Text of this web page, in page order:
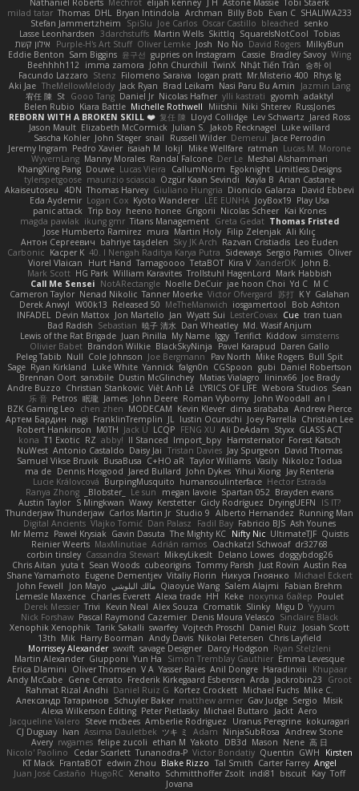
Nathaniel Roberts Mechrot elijah kenney J H Astone Massie Tobi Staerk
milad tatar Thomas DHL Bryan Intindola Archman Billy Bob Evan C SHALIWA233
Stefan Jammertzheim
SpiSlu Joe Carlos Oscar Castillo bleached senko
Lasse Leonhardsen 3darchstuffs Martin Wells Skittlq SquareIsNotCool Tobias
אילון קשת
Purple-H's Art Stuff Oliver Lemke Josh No No David Rogers MilkyBun
Eddie Benton Sam Biggins 윤구선 gupries on Instagram Cassie Bradley Savoy Wing
Beehhhh112 imma zamora John Churchill TwinX Nhật Tiến Trần
승하 이
Facundo Lazzaro Stenz Filomeno Saraiva logan pratt Mr.Misterio 400 Rhys lg
Aki Jae TheMellowMelody Jack Ryan Brad Leikam Nasi Paru Bu Amin
Jazmin Lang
宥任 陳 St Gooo Tang Daniel Jr Nicolas Hafner ylli kastrati gyomh adaktyl
Belen Rubio Kiara Battle Michelle Rothwell Miitshii Niki Shterev RussJones
REBORN WITH A BROKEN SKILL ❤️ 复任 陳 Lloyd Collidge Lev Schwartz Jared Ross
Jason Mault Elizabeth McCormick Julian S. Jakob Recknagel Luke willard
Sascha Kohler John Steger snail Russell Wilder Demerui Jace Perrodin
Jeremy Ingram Pedro Xavier isaiah M lokjl Mike Wellfare ratman Lucas M. Morone
WyvernLang Manny Morales Randal Falcone Der Le Meshal Alshammari
KhangXing Pang Douwe Lucas Vieira CallumNorm Egoknight Limitless Designs
tylerspetgoose maurizio sciascia Özgür Kaan Sevindi Kayla B Arian Castane
Akaiseutoseu 4DN Thomas Harvey Giuliano Hungria Dionicio Galarza
David Ebbevi
Eda Aydemir Logan Cox Kyoto Wanderer LEE EUNHA JoyBox19 Play Usa
panic attack Trip boy heeno honee Grigorii Nicolas Scheer Kai Krones
magda pawlak ikung gmr Titans Management Greta Gedat Thomas Fristed
Jose Humberto Ramirez mura Martin Holy Filip Zelenjak Ali Kılıç
Антон Сергеевич bahriye taşdelen Sky JK Arch Razvan Cristiadis Leo Euden
Carbonic Kacper K 40. I Nengah Raditya Karya Putra Sideways Sergio Pamies Oliver
Viorel Vlaican
Hurt Hand Tamagoooo TetaBOT Kira V XanderDK John B.
Mark Scott HG Park William Karavites Trollstuhl HagenLord Mark Habbish
Call Me Sensei NotARectangle Noelle DeCuir jae hoon Choi Yd C M C
Cameron Taylor Nenad Nikolic Tanner Moerke Victor Ofvergard 苏打 K Y Galahan
Derek Anwyl W00k13 Released 50 MeTheManwich iosgamertool
Bob Ashton
INFADEL Devin Mattox Jon Martello Jan Wyatt Sui LesterCovax Cue tran tuan
Bad Radish Sebastian 暁子 清水 Dan Wheatley Md. Wasif Anjum
Lewis of the Rat Brigade Juan Pinilla My Name Iggy Terifict Kiddow simsterns
Olivier Babet Brandon Wilkie BlackSkyNinja Pavel Karapud Daren Gallo
Peleg Tabib Null Cole Johnson Joe Bergmann Pav North Mike Rogers Bull Spit
Sage Ryan Kirkland Luke White Yannick falgn0n CGSpoon gubi Daniel Robertson
Brennan Oort sanxbile Dustin McGlinchey Matias Vialagro lininx66 Joe Brady
Andre Buzzo Christian Stankovic Việt Anh Lê LYRICS OF LIFE Webora Studios Sean
乐 音 Petros 眠瓏 James John Deere Roman Vyborny John Woodall an l
BZK Gaming Leo
chen zhen MODECAM Kevin Klever dima sirababa Andrew Pierce
Артем Бардин nagi FranklinTremplin JL Iustin Ocunschi Joey Parrella Christian Lee
Robert Hankinson M0TH Jack Ü LCQP FENG XU Ali DeAdam Styxx GLASS ACT
kona T1 Exotic RZ abby! ll Stanced Import_bpy Hamsternator Forest Katsch
NuWest Antonio Castaldo Daisy Jai Tristan Davies Jay Spurgeon David Thomas
Samuel Vikse Bruvik BusaBusa C+HO aR Taylor Williams Vasily Nikoloz Todua
ma de Dennis Hosgood Jared Bullard John Dykes Yihui Xiong Jay Renteria
Lucie Královcová BurpingMusquito humansoulinterface Hector Estrada
Ranya Zhong
_Blobster_ Le sun megan lavoie Spartan 052 Brayden evans
Austin Taylor S Mingkwan Wawy Kerstetter Gicly Rodríguez DryingUEFN
IS IT?
Thunderjaw Thunderjaw Carlos Martin Jr Studio 9 Alberto Hernandez Running Man
Digital Ancients Vlajko Tomić Dan Palasz Fadil Bay Fabricio BJS Ash Younes
Mr Memz Paweł Krysiak Gavin Dasuta The Mighty KC Nifty Nic UltimateTJF Quistis
Reinier Weerts MaxMinutiae Adrián ramos Oachkatzl Schwoaf dr32768
corbin tinsley Cassandra Stewart MikeyLikesIt Delano Lowes doggybdog26
Chris Aitan yuta t Sean Woods cubeorigins Tommy Parish Just Rovin Austin Rea
Shane Yamamoto Eugene Dementjev Vitaliy Florin Никуся Гноянко Michael Eckert
John Fewell
Jon Mayo مالك البلوشي Qiaoyue Wang Salem Alajmi
Fabian Brehm
Lemesle Maxence Charles Everett Alexa trade HH Keke покупка байер Poulet
Derek Messier Trivi Kevin Neal Alex Souza Cromatik Slinky Migu D Yyyum
Nick Forshaw Pascal Raymond Cazemier Denis Moura Velasco Sinclaire Black
Xenophik Xenophik Tarik Sakalli swarfey Vojtech Proschl Daniel Ruiz
Josiah Scott
13th Mik Harry Boorman Andy Davis Nikolai Petersen Chris Layfield
Morrissey Alexander swxift savage Designer Darcy Hodgson Ryan Stelzleni
Martin Alexander Giupponi Yun Ha Simon Tremblay Gauthier Emma Levesque
Erica Dlamini
Oliver Thomsen V A Yasser Raies Anil Dongre Haradinxiii
Khupaar
Andy McCabe Gene Cerrato Frederik Kirkegaard Esbensen Arda Jackrobin23
Groot
Rahmat Rizal Andhi Daniel Ruiz G Kortez Crockett Michael Fuchs Mike C.
Александр Татаринов Schuyler Baker matthew armer Gav Judge Sergio
Misik
Alexa Wilkerson Editing Peter Pietlasky Michael Buttaro Jackt Aero
Jacqueline Valero Steve mcbees Amberlie Rodriguez Uranus Peregrine kokuragari
CJ Duguay Ivan Assima Dauletbek ツキ ミ Adam NinjaSubRosa Andrew Stone
Avery rwgames felipe zucoli ethan M Yakoto DB3d Mason Nene 高 日
Nicolo' Paolino
Cedar Scarlett Tunanodra-P Victor Bondatiy Quentin GWH
Kirsten
KT Mack FrantaBOT edwin Zhou Blake Rizzo Tal Smith Carter Farrey Angel
Juan José Castaño HugoRC Xenalto Schmitthoffer Zsolt indi81 biscuit Kay Toff
Jovana